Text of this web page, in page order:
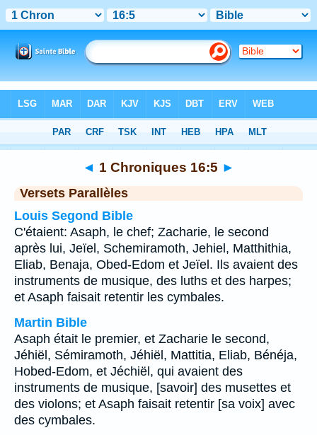
>Chapitre 16 > Verset 5
◄ 1 Chroniques 16:5 ►
Versets Parallèles
Louis Segond Bible
C'étaient: Asaph, le chef; Zacharie, le second
après lui, Jeïel, Schemiramoth, Jehiel, Matthithia,
Eliab, Benaja, Obed-Edom et Jeïel. Ils avaient des
instruments de musique, des luths et des harpes;
et Asaph faisait retentir les cymbales.
Martin Bible
Asaph était le premier, et Zacharie le second,
Jéhiël, Sémiramoth, Jéhiël, Mattitia, Eliab, Bénéja,
Hobed-Edom, et Jéchiël, qui avaient des
instruments de musique, [savoir] des musettes et
des violons; et Asaph faisait retentir [sa voix] avec
des cymbales.